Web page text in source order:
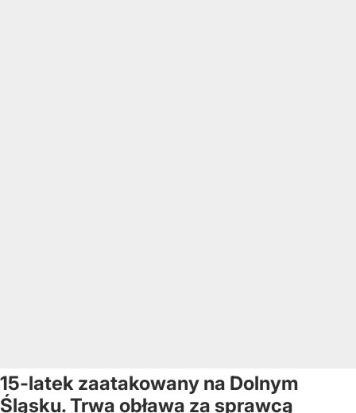
15-latek zaatakowany na Dolnym
Śląsku. Trwa obława za sprawcą